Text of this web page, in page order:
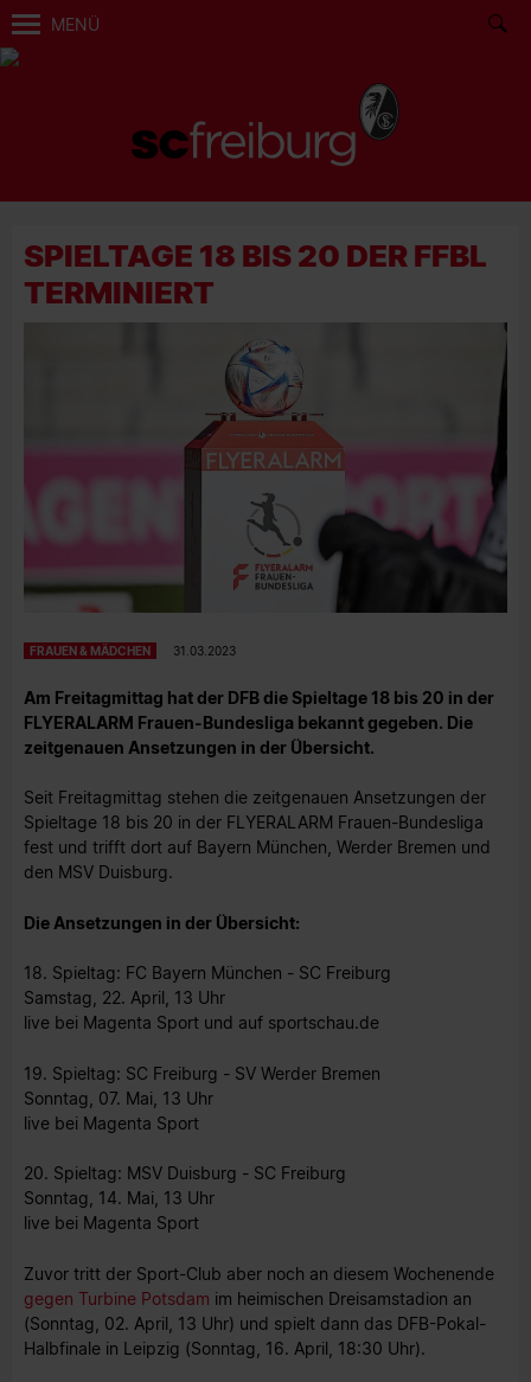
MENÜ
SPIELTAGE 18 BIS 20 DER FFBL
TERMINIERT
FRAUEN & MÄDCHEN 31.03.2023
Am Freitagmittag hat der DFB die Spieltage 18 bis 20 in der
FLYERALARM Frauen-Bundesliga bekannt gegeben. Die
zeitgenauen Ansetzungen in der Übersicht.
Seit Freitagmittag stehen die zeitgenauen Ansetzungen der
Spieltage 18 bis 20 in der FLYERALARM Frauen-Bundesliga
fest und trifft dort auf Bayern München, Werder Bremen und
den MSV Duisburg.
Die Ansetzungen in der Übersicht:
18. Spieltag: FC Bayern München - SC Freiburg
Samstag, 22. April, 13 Uhr
live bei Magenta Sport und auf sportschau.de
19. Spieltag: SC Freiburg - SV Werder Bremen
Sonntag, 07. Mai, 13 Uhr
live bei Magenta Sport
20. Spieltag: MSV Duisburg - SC Freiburg
Sonntag, 14. Mai, 13 Uhr
live bei Magenta Sport
Zuvor tritt der Sport-Club aber noch an diesem Wochenende
gegen Turbine Potsdam im heimischen Dreisamstadion an
(Sonntag, 02. April, 13 Uhr) und spielt dann das DFB-Pokal-
Halbfinale in Leipzig (Sonntag, 16. April, 18:30 Uhr).